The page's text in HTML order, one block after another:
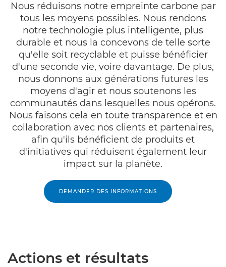
Nous réduisons notre empreinte carbone par
tous les moyens possibles. Nous rendons
notre technologie plus intelligente, plus
durable et nous la concevons de telle sorte
qu'elle soit recyclable et puisse bénéficier
d'une seconde vie, voire davantage. De plus,
nous donnons aux générations futures les
moyens d'agir et nous soutenons les
communautés dans lesquelles nous opérons.
Nous faisons cela en toute transparence et en
collaboration avec nos clients et partenaires,
afin qu'ils bénéficient de produits et
d'initiatives qui réduisent également leur
impact sur la planète.
DEMANDER DES INFORMATIONS
Actions et résultats